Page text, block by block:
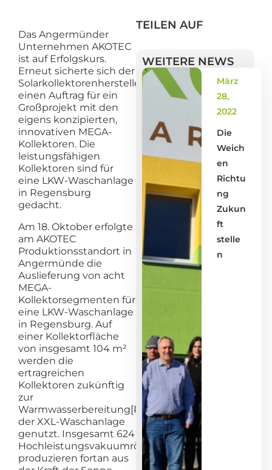
Das Angermünder
Unternehmen AKOTEC
ist auf Erfolgskurs.
Erneut sicherte sich der
Solarkollektorenhersteller
einen Auftrag für ein
Großprojekt mit den
eigens konzipierten,
innovativen MEGA-
Kollektoren. Die
leistungsfähigen
Kollektoren sind für
eine LKW-Waschanlage
in Regensburg
gedacht.
Am 18. Oktober erfolgte
am AKOTEC
Produktionsstandort in
Angermünde die
Auslieferung von acht
MEGA-
Kollektorsegmenten für
eine LKW-Waschanlage
in Regensburg. Auf
einer Kollektorfläche
von insgesamt 104 m²
werden die
ertragreichen
Kollektoren zukünftig
zur
Warmwasserbereitung[PS1]
der XXL-Waschanlage
genutzt. Insgesamt 624
Hochleistungsvakuumröhren
produzieren fortan aus
TEILEN AUF
WEITERE NEWS
März
28,
2022
Die
Weich
en
Richtu
ng
Zukun
ft
stelle
n